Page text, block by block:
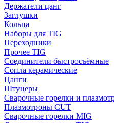
Держатели цанг
Заглушки
Кольца
Наборы для TIG
Переходники
Прочее TIG
Соединители быстросъёмные
Сопла керамические
Цанги
Штуцеры
Сварочные горелки и
Плазмотроны CUT
Сварочные горелки MIG